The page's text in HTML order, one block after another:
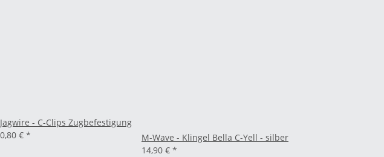
Jagwire - C-Clips Zugbefestigung
0,80 € *
M-Wave - Klingel Bella C-Yell - silber
14,90 € *